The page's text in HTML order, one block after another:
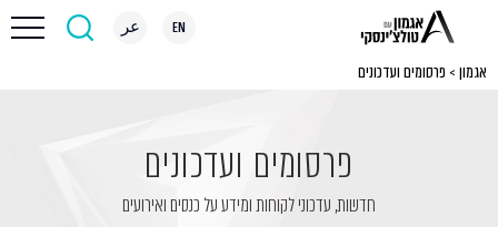
EN عر
אגמון > פרסומים ועדכונים
פרסומים ועדכונים
חדשות, עדכוני לקוחות ומידע על כנסים ואירועים